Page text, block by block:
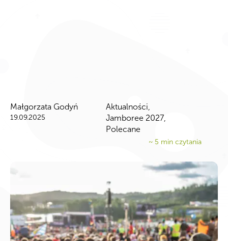
Małgorzata Godyń
19.09.2025
Aktualności,
Jamboree 2027,
Polecane
~ 5 min czytania